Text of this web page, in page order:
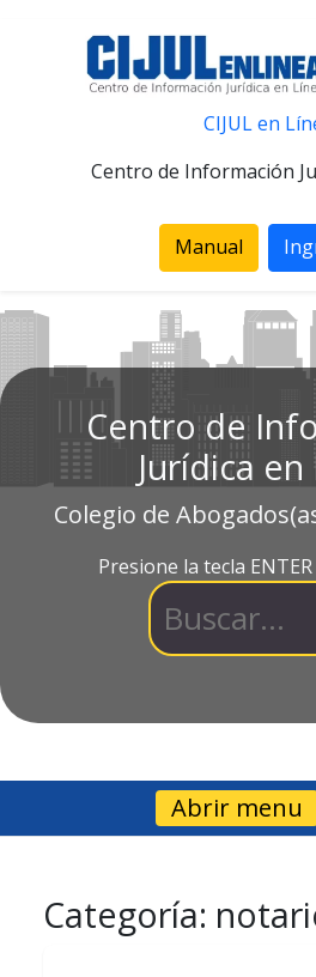
CIJUL en
Centro de Información
Manual
Centro de
Jurídica en
Colegio de
Presione la tecla
Abrir menu
Categoría: